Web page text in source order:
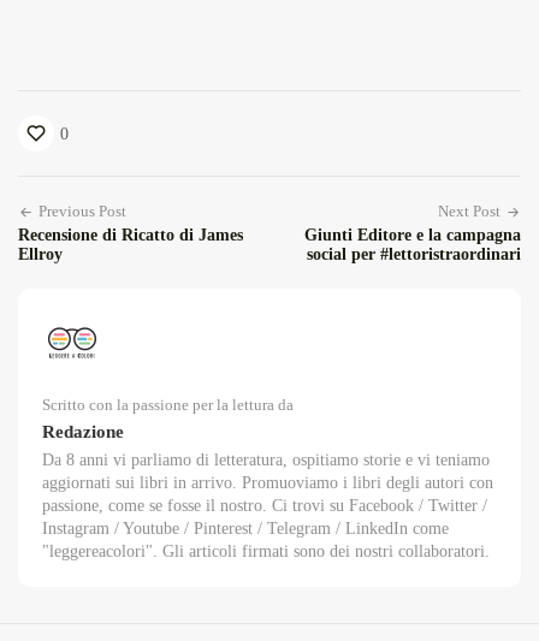
0
Previous Post
Recensione di Ricatto di James
Ellroy
Next Post
Giunti Editore e la campagna
social per #lettoristraordinari
Scritto con la passione per la lettura da
Redazione
Da 8 anni vi parliamo di letteratura, ospitiamo storie e vi teniamo
aggiornati sui libri in arrivo. Promuoviamo i libri degli autori con
passione, come se fosse il nostro. Ci trovi su Facebook / Twitter /
Instagram / Youtube / Pinterest / Telegram / LinkedIn come
"leggereacolori". Gli articoli firmati sono dei nostri collaboratori.